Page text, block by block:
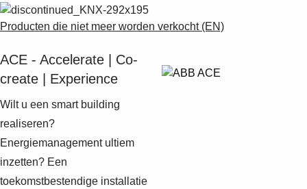
Producten die niet meer worden verkocht (EN)
ACE - Accelerate | Co-
create | Experience
Wilt u een smart building
realiseren?
Energiemanagement ultiem
inzetten? Een
toekomstbestendige installatie